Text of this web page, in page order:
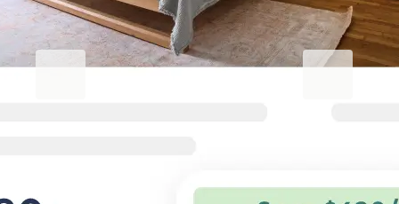
기업 출장자를 위한 유연한 조건과 편 학생 전용 아파